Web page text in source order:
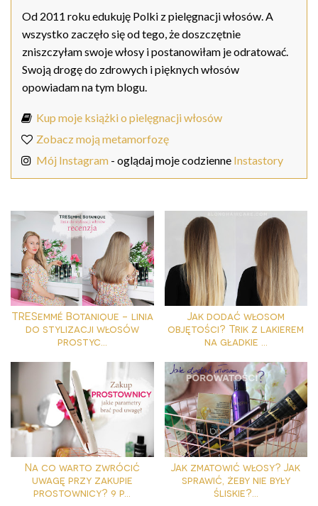
Od 2011 roku edukuję Polki z pielęgnacji włosów. A
wszystko zaczęło się od tego, że doszczętnie
zniszczyłam swoje włosy i postanowiłam je odratować.
Swoją drogę do zdrowych i pięknych włosów
opowiadam na tym blogu.
Kup moje książki o pielęgnacji włosów
Zobacz moją metamorfozę
Mój Instagram - oglądaj moje codzienne Instastory
TRESemmé Botanique - linia
do stylizacji włosów
prostyc...
Jak dodać włosom
objętości? Trik z lakierem
na gładkie ...
Na co warto zwrócić
uwagę przy zakupie
prostownicy? 9 p...
Jak zmatowić włosy? Jak
sprawić, żeby nie były
śliskie?...